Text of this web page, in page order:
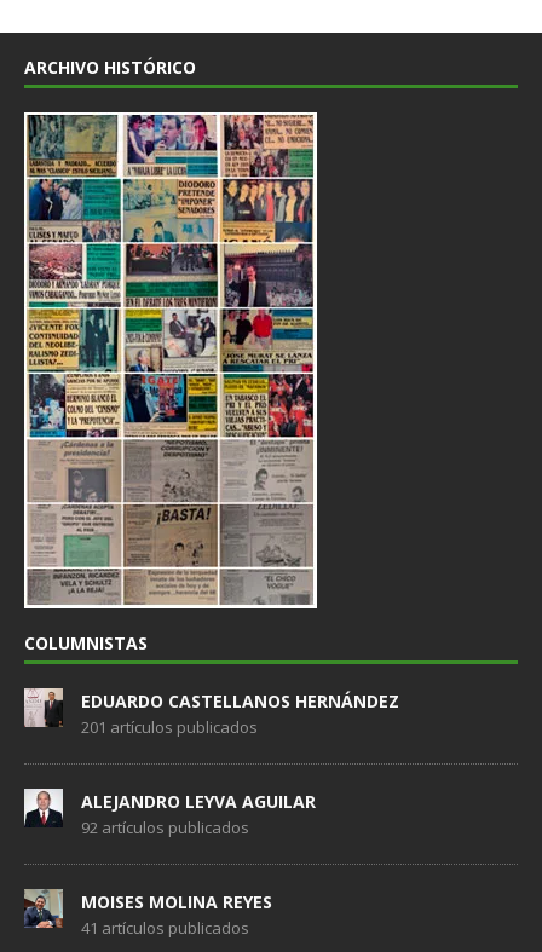
ARCHIVO HISTÓRICO
COLUMNISTAS
EDUARDO CASTELLANOS HERNÁNDEZ
201 artículos publicados
ALEJANDRO LEYVA AGUILAR
92 artículos publicados
MOISES MOLINA REYES
41 artículos publicados